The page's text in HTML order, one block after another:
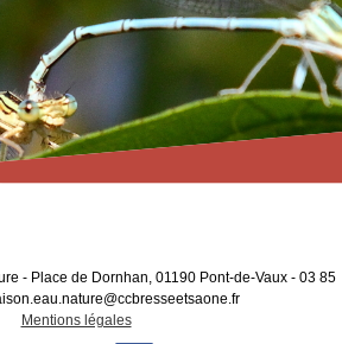
- Place de Dornhan, 01190 Pont-de-Vaux - 03 85
Mentions légales